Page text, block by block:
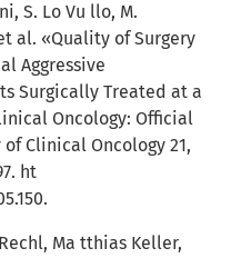
S. Lo Vu llo, M.
al. «Quality of Surgery
Aggressive
Surgically Treated at a
Oncology: Official
Clinical Oncology 21,
ht
Ma tthias Keller,